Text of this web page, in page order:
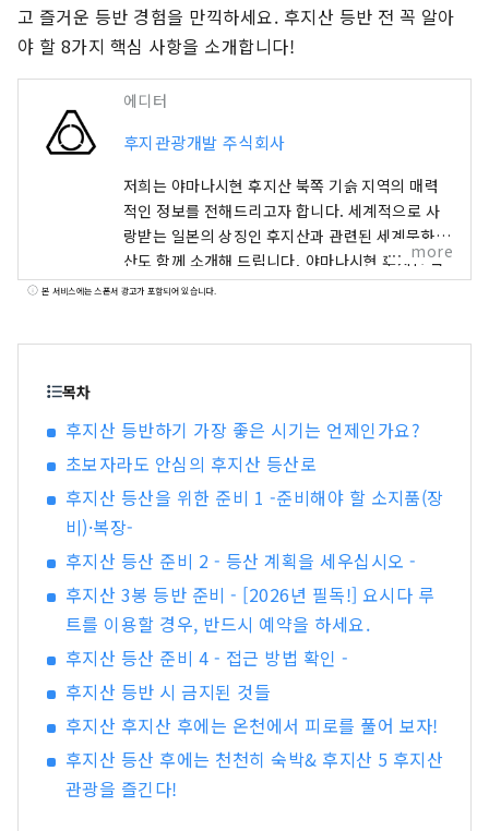
고 즐거운 등반 경험을 만끽하세요. 후지산 등반 전 꼭 알아
야 할 8가지 핵심 사항을 소개합니다!
에디터
후지관광개발 주식회사
저희는 야마나시현 후지산 북쪽 기슭 지역의 매력
적인 정보를 전해드리고자 합니다. 세계적으로 사
랑받는 일본의 상징인 후지산과 관련된 세계문화유
산도 함께 소개해 드립니다. 야마나시현 후지산 북
쪽에 위치한 후지 5호 지역은 풍부한 자연환경을 자
센겐 신사와 같은 역사적인 신사들과 천연기념물인
오시노 핫카이 등 다양한 구성 자산으로 이루어져
있으며, 일부는 시즈오카현에도 위치하고 있습니
다. 관광 명소로 유명한 후지산 기슭에는 사계절 내
마 센겐공원에서 후지산, 벚꽃, 그리고 5층 탑인 주
레이토가 어우러진 아름다운 풍경을 감상할 수 있
습니다. 여름에는 가와구치호 허브 페스티벌의 주
요 행사장인 오이시공원을 즐길 수 있으며, 가을에
는 가와구치호 모미지 회랑에서 후지산과 단풍이
만들어내는 절경을 감상할 수 있습니다. 겨울에는
후지산의 웅장한 전망과 함께 스키와 스노보드를
즐길 수 있는 후지텐 스노 리조트가 있습니다. 최근
에는 후지산의 웅장한 자연 속에서 트레킹, 사이클
링, 캠핑 등의 액티비티를 즐기는 사람들도 증가하
more
본 서비스에는 스폰서 광고가 포함되어 있습니다.
목차
후지산 등반하기 가장 좋은 시기는 언제인가요?
초보자라도 안심의 후지산 등산로
후지산 등산을 위한 준비 1 -준비해야 할 소지품(장
비)·복장-
후지산 등산 준비 2 - 등산 계획을 세우십시오 -
후지산 3봉 등반 준비 - [2026년 필독!] 요시다 루
트를 이용할 경우, 반드시 예약을 하세요.
후지산 등산 준비 4 - 접근 방법 확인 -
후지산 등반 시 금지된 것들
후지산 후지산 후에는 온천에서 피로를 풀어 보자!
후지산 등산 후에는 천천히 숙박& 후지산 5 후지산
관광을 즐긴다!